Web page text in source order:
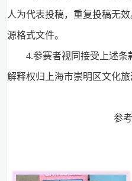
人为代表投稿，重复投稿无
源格式文件。
4.参赛者视同接受上述条
解释权归上海市崇明区文化旅
参